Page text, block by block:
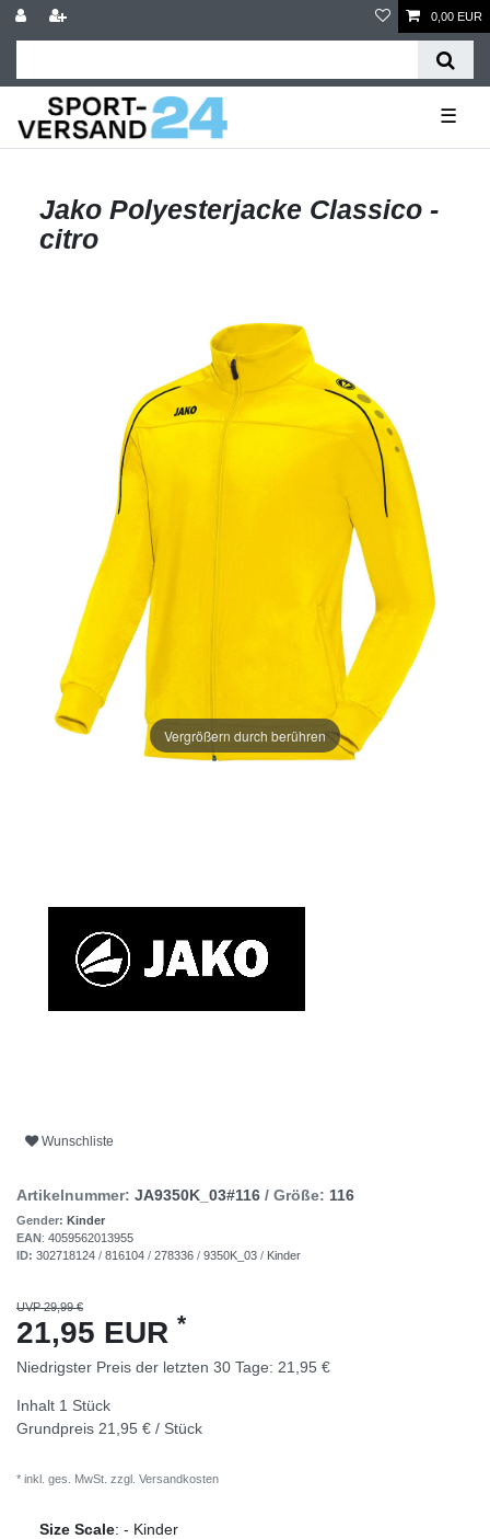
0,00 EUR
☰
Jako Polyesterjacke Classico -
citro
Vergrößern durch berühren
Wunschliste
Artikelnummer: JA9350K_03#116 / Größe: 116
Gender: Kinder
EAN: 4059562013955
ID: 302718124 / 816104 / 278336 / 9350K_03 / Kinder
UVP 29,99 €
21,95 EUR *
Niedrigster Preis der letzten 30 Tage: 21,95 €
Inhalt 1 Stück
Grundpreis 21,95 € / Stück
* inkl. ges. MwSt. zzgl. Versandkosten
Size Scale: - Kinder